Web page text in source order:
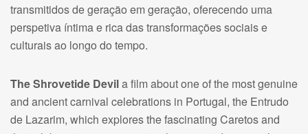
transmitidos de geração em geração, oferecendo uma
perspetiva íntima e rica das transformações sociais e
culturais ao longo do tempo.
The Shrovetide Devila film about one of the most genuine
and ancient carnival celebrations in Portugal, the Entrudo
de Lazarim, which explores the fascinating Caretos and